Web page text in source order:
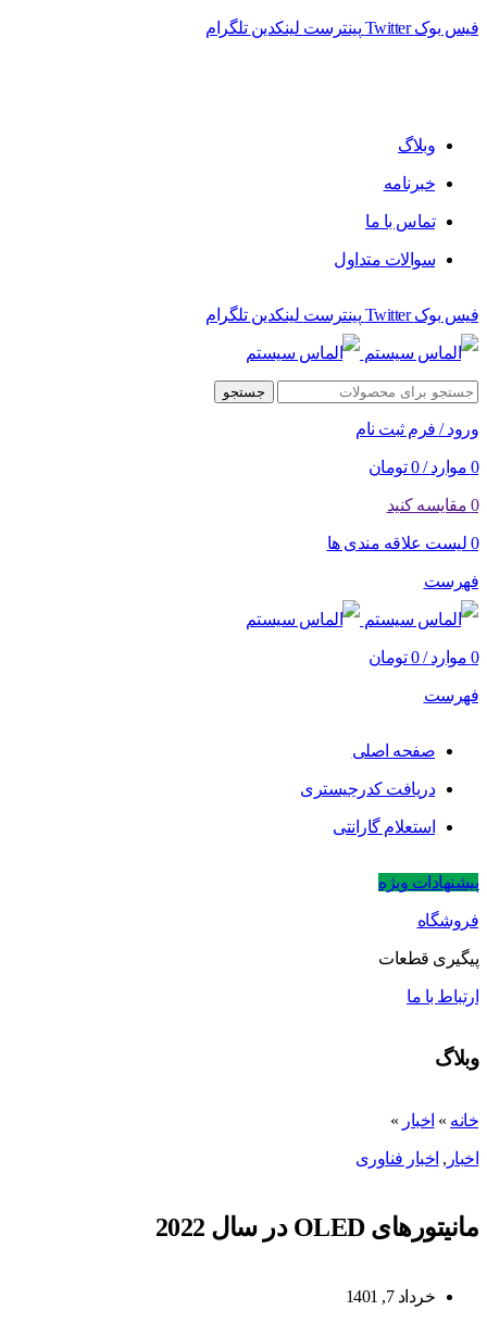
فیس بوک Twitter پینترست لینکدین تلگرام
وبلاگ
خبرنامه
تماس با ما
سوالات متداول
فیس بوک Twitter پینترست لینکدین تلگرام
جستجو
ورود / فرم ثبت نام
0 موارد /
0 تومان
0 مقایسه کنید
0 لیست علاقه مندی ها
فهرست
0 موارد /
0 تومان
فهرست
صفحه اصلی
دریافت کدرجیستری
استعلام گارانتی
پیشنهادات ویژه
فروشگاه
پیگیری قطعات
ارتباط با ما
وبلاگ
خانه » اخبار »
اخبار , اخبار فناوری
مانیتورهای OLED در سال 2022
خرداد 7, 1401